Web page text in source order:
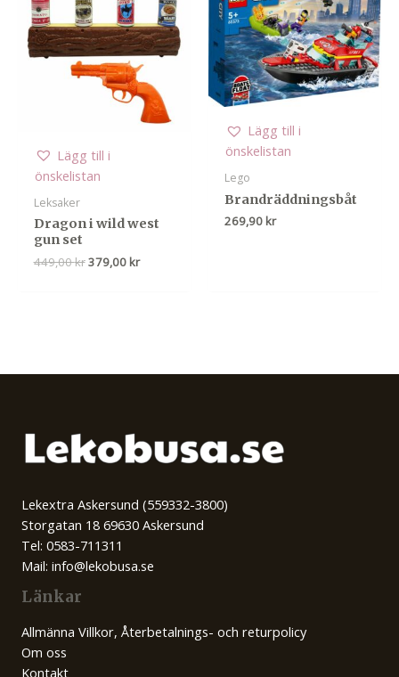
Lägg till i
önskelistan
Leksaker
Dragon i wild west
gun set
449,00krDet
379,00 krDet
Lägg till i
önskelistan
Lego
Brandräddningsbåt
269,90 kr
Lekextra Askersund (559332-3800)
Storgatan 18 69630 Askersund
Tel: 0583-711311
Mail: info@lekobusa.se
Länkar
Allmänna Villkor, Återbetalnings- och returpolicy
Om oss
Kontakt